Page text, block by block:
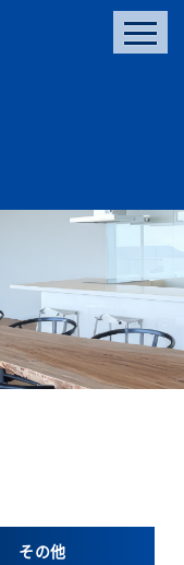
その他